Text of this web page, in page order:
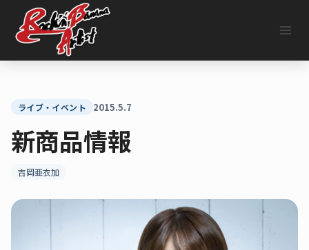
キ
ライブ・イベント 2015.5.7
新商品情報
吉岡亜衣加